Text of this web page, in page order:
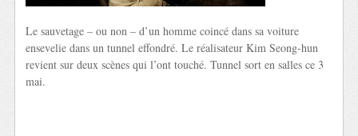
Le sauvetage – ou non – d’un homme coincé dans sa voiture
ensevelie dans un tunnel effondré. Le réalisateur Kim Seong-hun
revient sur deux scènes qui l’ont touché. Tunnel sort en salles ce 3
mai.